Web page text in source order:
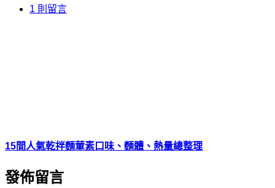
1 則留言
15間人氣乾拌麵葷素口味、麵體、熱量總整理
發佈留言